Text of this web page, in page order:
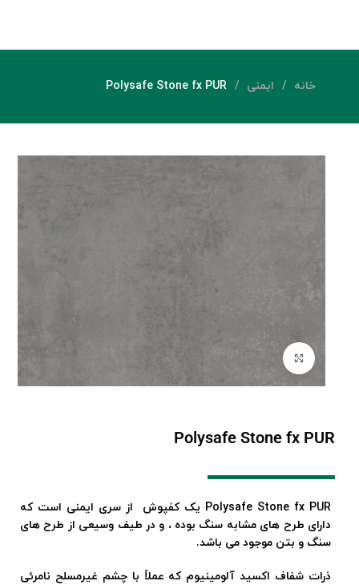
خانه ایمنی Polysafe Stone fx PUR
برای بزرگنمایی کلیک کنید
Polysafe Stone fx PUR
Polysafe Stone fx PUR یک کفپوش از سری ایمنی است که
دارای طرح های مشابه سنگ بوده ، و در طیف وسیعی از طرح های
سنگ و بتن موجود می باشد.
ذرات شفاف اکسید آلومینیوم که عملاً با چشم غیرمسلح نامرئی